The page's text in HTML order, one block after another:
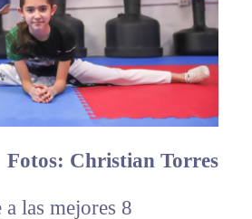
Fotos: Christian Torres
las mejores 8